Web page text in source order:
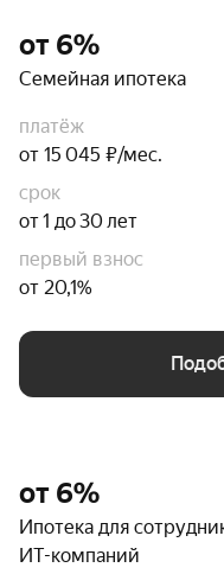
от 6%
Семейная ипотека
платёж
от 15 045 ₽/мес.
срок
от 1 до 30 лет
первый взнос
от 20,1%
от 6%
Ипотека для
ИТ-компаний